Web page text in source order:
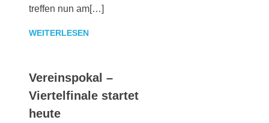
treffen nun am[…]
WEITERLESEN
Vereinspokal –
Viertelfinale startet
heute